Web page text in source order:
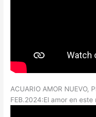
ACUARIO AMOR NUEVO,
FEB.2024:El amor en este